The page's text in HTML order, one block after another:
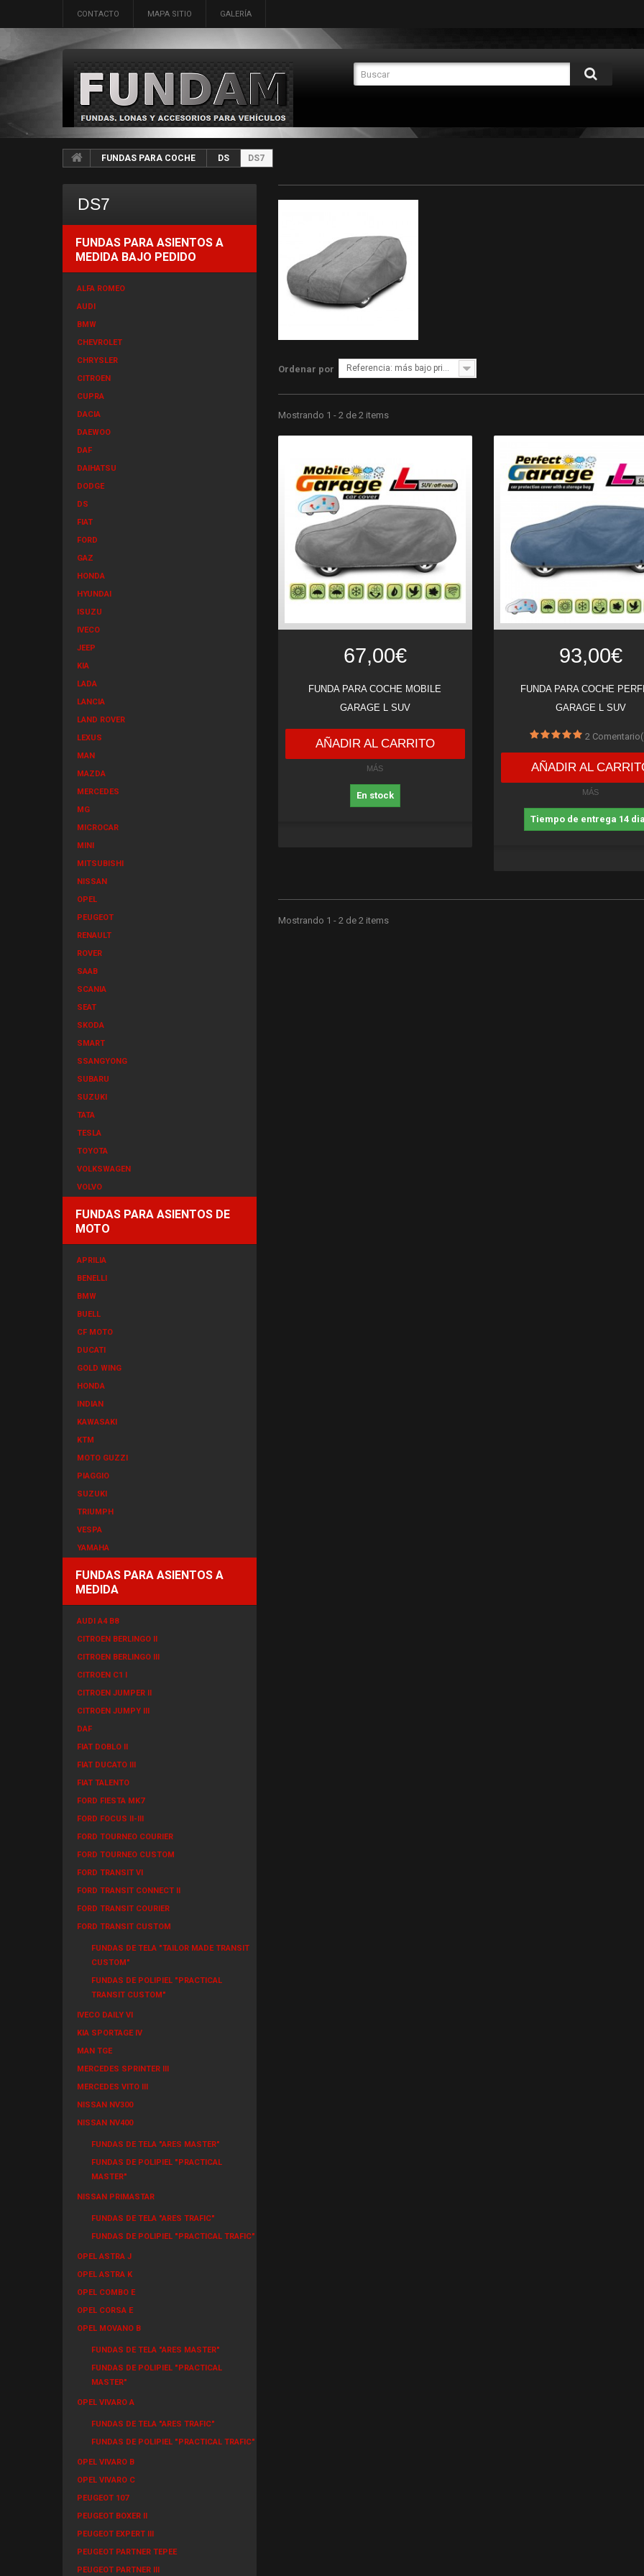
CONTACTO MAPA SITIO GALERÍA
FUNDAS PARA COCHE DS DS7
DS7
FUNDAS PARA ASIENTOS A
MEDIDA BAJO PEDIDO
ALFA ROMEO
AUDI
BMW
CHEVROLET
CHRYSLER
CITROEN
CUPRA
DACIA
DAEWOO
DAF
DAIHATSU
DODGE
DS
FIAT
FORD
GAZ
HONDA
HYUNDAI
ISUZU
IVECO
JEEP
KIA
LADA
LANCIA
LAND ROVER
LEXUS
MAN
MAZDA
MERCEDES
MG
MICROCAR
MINI
MITSUBISHI
NISSAN
OPEL
PEUGEOT
RENAULT
ROVER
SAAB
SCANIA
SEAT
SKODA
SMART
SSANGYONG
SUBARU
SUZUKI
TATA
TESLA
TOYOTA
VOLKSWAGEN
VOLVO
FUNDAS PARA ASIENTOS DE
MOTO
APRILIA
BENELLI
BMW
BUELL
CF MOTO
DUCATI
GOLD WING
HONDA
INDIAN
KAWASAKI
KTM
MOTO GUZZI
PIAGGIO
SUZUKI
TRIUMPH
VESPA
YAMAHA
FUNDAS PARA ASIENTOS A
MEDIDA
AUDI A4 B8
CITROEN BERLINGO II
CITROEN BERLINGO III
CITROEN C1 I
CITROEN JUMPER II
CITROEN JUMPY III
DAF
FIAT DOBLO II
FIAT DUCATO III
FIAT TALENTO
FORD FIESTA MK7
FORD FOCUS II-III
FORD TOURNEO COURIER
FORD TOURNEO CUSTOM
FORD TRANSIT VI
FORD TRANSIT CONNECT II
FORD TRANSIT COURIER
FORD TRANSIT CUSTOM
FUNDAS DE TELA "TAILOR MADE TRANSIT
CUSTOM"
FUNDAS DE POLIPIEL "PRACTICAL
TRANSIT CUSTOM"
IVECO DAILY VI
KIA SPORTAGE IV
MAN TGE
MERCEDES SPRINTER III
MERCEDES VITO III
NISSAN NV300
NISSAN NV400
FUNDAS DE TELA "ARES MASTER"
FUNDAS DE POLIPIEL "PRACTICAL
MASTER"
NISSAN PRIMASTAR
FUNDAS DE TELA "ARES TRAFIC"
FUNDAS DE POLIPIEL "PRACTICAL TRAFIC"
OPEL ASTRA J
OPEL ASTRA K
OPEL COMBO E
OPEL CORSA E
OPEL MOVANO B
FUNDAS DE TELA "ARES MASTER"
FUNDAS DE POLIPIEL "PRACTICAL
MASTER"
OPEL VIVARO A
FUNDAS DE TELA "ARES TRAFIC"
FUNDAS DE POLIPIEL "PRACTICAL TRAFIC"
OPEL VIVARO B
OPEL VIVARO C
PEUGEOT 107
PEUGEOT BOXER II
PEUGEOT EXPERT III
PEUGEOT PARTNER TEPEE
PEUGEOT PARTNER III
Ordenar por Referencia: más bajo primero
Mostrando 1 - 2 de 2 items
67,00€
FUNDA PARA COCHE MOBILE
GARAGE L SUV
AÑADIR AL CARRITO
MÁS
En stock
93,00€
FUNDA PARA COCHE
GARAGE L SUV
2
AÑADIR AL
MÁS
Tiempo de entrega 14
Mostrando 1 - 2 de 2 items